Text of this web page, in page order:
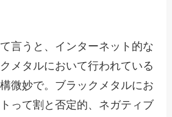
て言うと、インターネット的な
メタルにおいて行われている
微妙で。ブラックメタルにお
って割と否定的、ネガティブ